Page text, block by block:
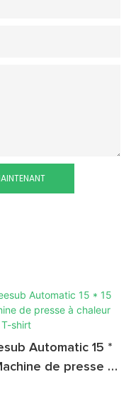
Automatic 15 *
de presse à